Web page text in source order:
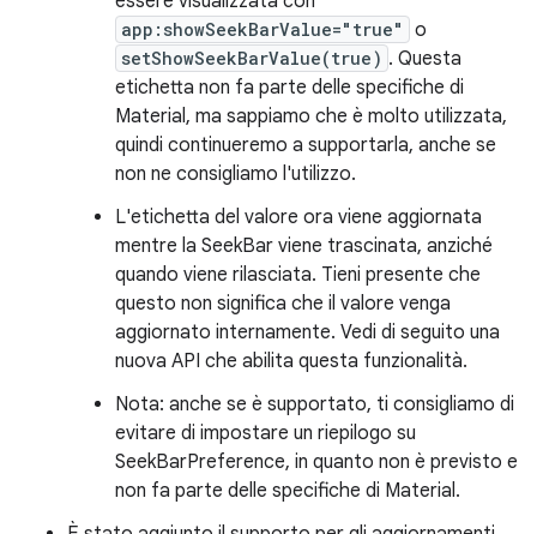
app:showSeekBarValue="true" o
setShowSeekBarValue(true) . Questa
etichetta non fa parte delle specifiche di
Material, ma sappiamo che è molto utilizzata,
quindi continueremo a supportarla, anche se
non ne consigliamo l'utilizzo.
L'etichetta del valore ora viene aggiornata
mentre la SeekBar viene trascinata, anziché
quando viene rilasciata. Tieni presente che
questo non significa che il valore venga
aggiornato internamente. Vedi di seguito una
nuova API che abilita questa funzionalità.
Nota: anche se è supportato, ti consigliamo di
evitare di impostare un riepilogo su
SeekBarPreference, in quanto non è previsto e
non fa parte delle specifiche di Material.